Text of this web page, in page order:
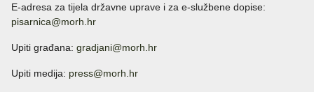
E-adresa za tijela državne uprave i za e-službene dopise:
pisarnica@morh.hr
Upiti građana: gradjani@morh.hr
Upiti medija: press@morh.hr